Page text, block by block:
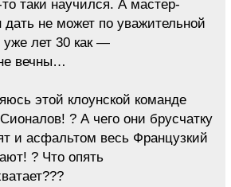
таки научился. А мастер-
дать не может по уважительной
уже лет 30 как —
вечны…
этой клоунской команде
? А чего они брусчатку
и асфальтом весь Французкий
? Что опять